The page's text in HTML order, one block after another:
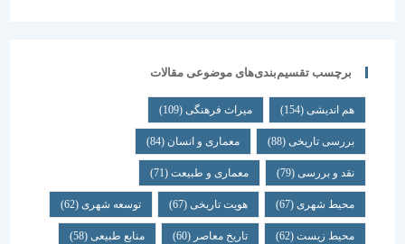
برچسب تقسیم‌بندی‌های موضوعی مقالات
هم اندیشی (154) میراث فرهنگی (109)
بررسی تاریخی (88) معماری و انسان (84)
نقد و بررسی (79) معماری و طبیعت (71)
محیط شهری(67) هویت تاریخی(67) توسعه شهری(62)
محیط زیست(62) تاریخ معاصر(60) منابع طبیعی(58)